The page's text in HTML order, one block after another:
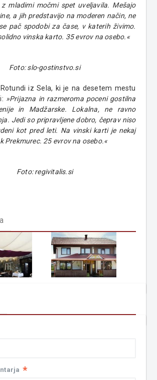
mladimi močmi spet uveljavila. Mešajo
a jih predstavijo na moderen način, ne
pač spodobi za čase, v katerih živimo.
vinska karto. 35 evrov na osebo.«
Foto: slo-gostinstvo.si
iz Sela, ki je na desetem mestu
»Prijazna in razmeroma poceni gostilna
in Madžarske. Lokalna, ne ravno
Jedi so pripravljene dobro, čeprav niso
kot pred leti. Na vinski karti je nekaj
Prekmurec. 25 evrov na osebo.«
Foto: regivitalis.si
*